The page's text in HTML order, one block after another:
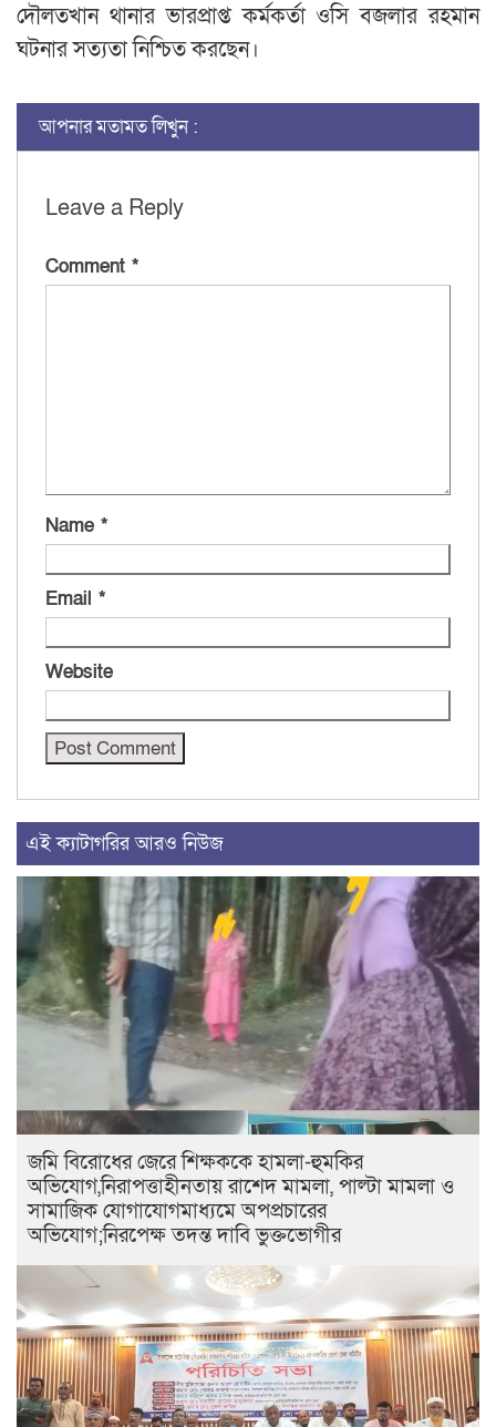
দৌলতখান থানার ভারপ্রাপ্ত কর্মকর্তা ওসি বজলার রহমান
ঘটনার সত্যতা নিশ্চিত করছেন।
আপনার মতামত লিখুন :
Leave a Reply
Comment *
Name *
Email *
Website
এই ক্যাটাগরির আরও নিউজ
জমি বিরোধের জেরে শিক্ষককে হামলা-হুমকির
অভিযোগ,নিরাপত্তাহীনতায় রাশেদ মামলা, পাল্টা মামলা ও
সামাজিক যোগাযোগমাধ্যমে অপপ্রচারের
অভিযোগ;নিরপেক্ষ তদন্ত দাবি ভুক্তভোগীর